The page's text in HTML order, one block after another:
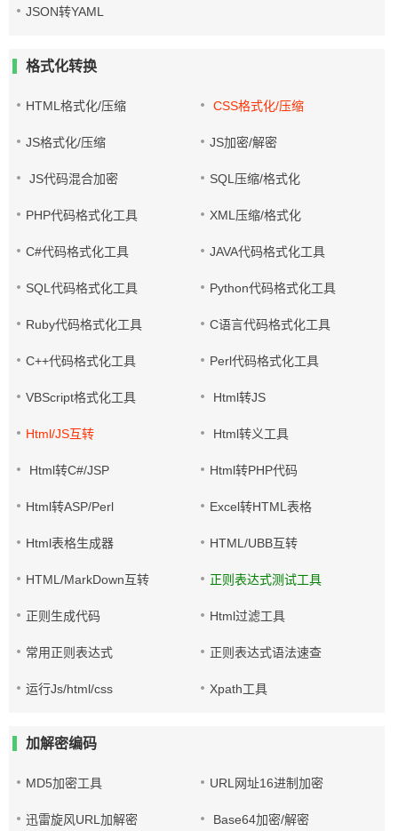
JSON转YAML
格式化转换
HTML格式化/压缩 CSS格式化/压缩
JS格式化/压缩 JS加密/解密
JS代码混合加密 SQL压缩/格式化
PHP代码格式化工具 XML压缩/格式化
C#代码格式化工具 JAVA代码格式化工具
SQL代码格式化工具 Python代码格式化工具
Ruby代码格式化工具 C语言代码格式化工具
C++代码格式化工具 Perl代码格式化工具
VBScript格式化工具 Html转JS
Html/JS互转 Html转义工具
Html转C#/JSP Html转PHP代码
Html转ASP/Perl Excel转HTML表格
Html表格生成器 HTML/UBB互转
HTML/MarkDown互转 正则表达式测试工具
正则生成代码 Html过滤工具
常用正则表达式 正则表达式语法速查
运行Js/html/css Xpath工具
加解密编码
MD5加密工具 URL网址16进制加密
迅雷旋风URL加解密 Base64加密/解密